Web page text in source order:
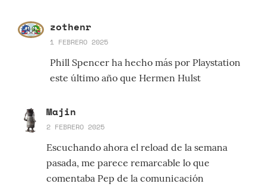
zothenr
1 FEBRERO 2025
Phill Spencer ha hecho más por Playstation
este último año que Hermen Hulst
Majin
2 FEBRERO 2025
Escuchando ahora el reload de la semana
pasada, me parece remarcable lo que
comentaba Pep de la comunicación